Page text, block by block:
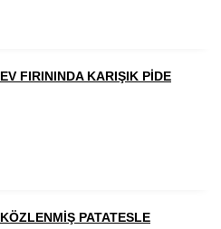
EV FIRININDA KARIŞIK PİDE
KÖZLENMİŞ PATATESLE